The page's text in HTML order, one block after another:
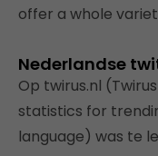
offer a whole
Nederlandse
Op twirus.nl
statistics for
language) was te